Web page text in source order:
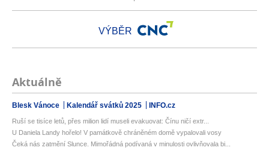
VÝBĚR
Aktuálně
Blesk Vánoce Kalendář svátků 2025 INFO.cz
Ruší se tisíce letů, přes milion lidí museli evakuovat: Čínu ničí extr...
U Daniela Landy hořelo! V památkově chráněném domě vypalovali vosy
Čeká nás zatmění Slunce. Mimořádná podívaná v minulosti ovlivňovala bi...